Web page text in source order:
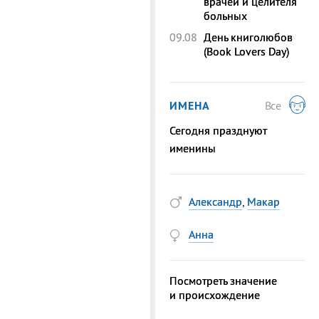
больных
09.08 День книголюбов
(Book Lovers Day)
ИМЕНА
Все
Сегодня празднуют
именины
Александр, Макар
Анна
Посмотреть значение
и происхождение